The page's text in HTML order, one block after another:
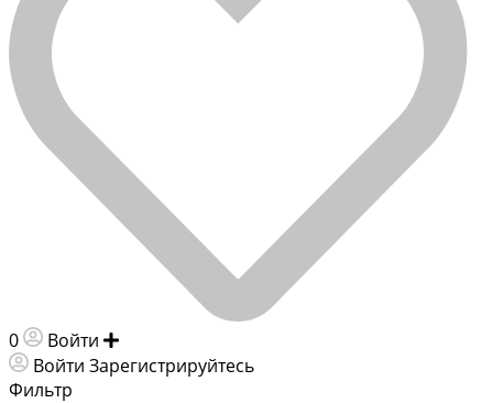
0 Войти
Войти Зарегистрируйтесь
Фильтр